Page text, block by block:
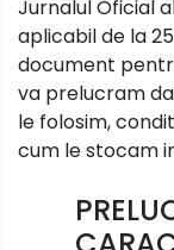
Jurnalul Oficial
aplicabil de la
document
va prelucram
le folosim,
cum le stocam